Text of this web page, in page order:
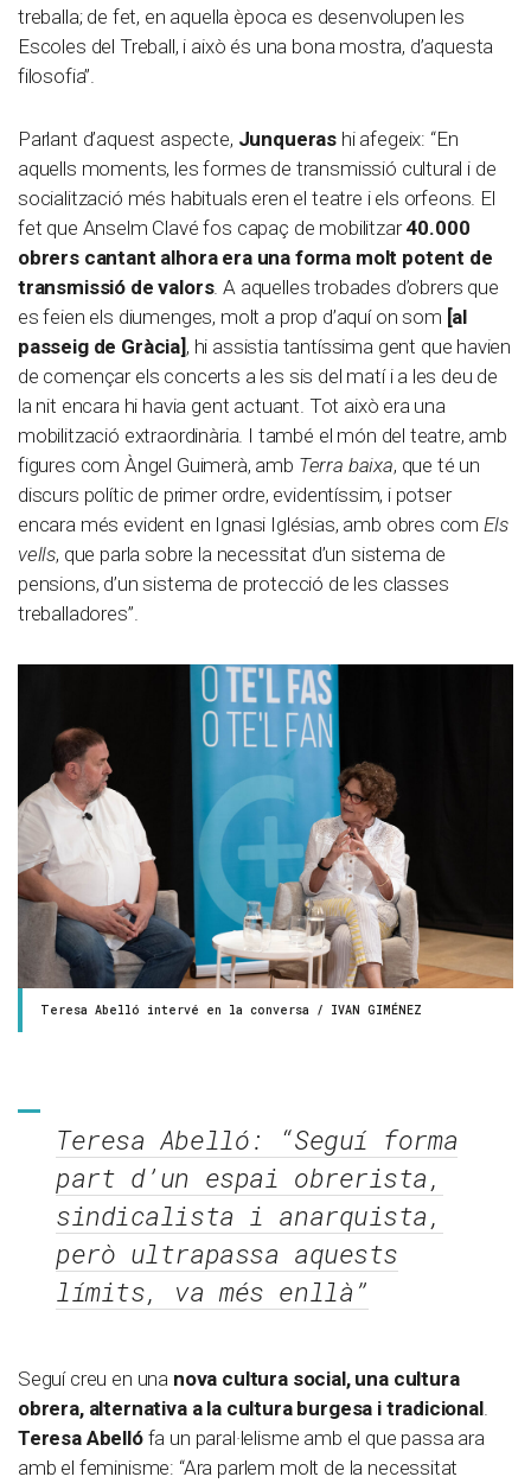
treballa; de fet, en aquella època es desenvolupen les
Escoles del Treball, i això és una bona mostra, d’aquesta
filosofia”.
Parlant d’aquest aspecte, Junqueras hi afegeix: “En
aquells moments, les formes de transmissió cultural i de
socialització més habituals eren el teatre i els orfeons. El
fet que Anselm Clavé fos capaç de mobilitzar40.000
obrers cantant alhora era una forma molt potent de
transmissió de valors. A aquelles trobades d’obrers que
es feien els diumenges, molt a prop d’aquí on som [al
passeig de Gràcia], hi assistia tantíssima gent que havien
de començar els concerts a les sis del matí i a les deu de
la nit encara hi havia gent actuant. Tot això era una
mobilització extraordinària. I també el món del teatre, amb
figures com Àngel Guimerà, amb Terra baixa, que té un
discurs polític de primer ordre, evidentíssim, i potser
encara més evident en Ignasi Iglésias, amb obres com Els
vells, que parla sobre la necessitat d’un sistema de
pensions, d’un sistema de protecció de les classes
treballadores”.
Teresa Abelló intervé en la conversa / IVAN GIMÉNEZ
Teresa Abelló: “Seguí forma
part d’un espai obrerista,
sindicalista i anarquista,
però ultrapassa aquests
límits, va més enllà”
Seguí creu en una nova cultura social, una cultura
obrera, alternativa a la cultura burgesa i tradicional.
Teresa Abellófa un paral·lelisme amb el que passa ara
amb el feminisme: “Ara parlem molt de la necessitat